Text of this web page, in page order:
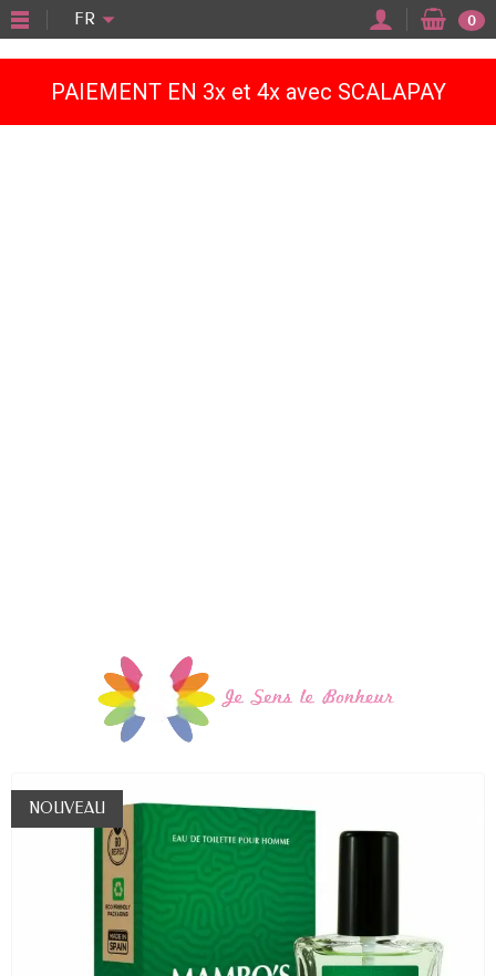
PAIEMENT EN 3x et 4x avec SCALAPAY
FR 0
NOUVEAU